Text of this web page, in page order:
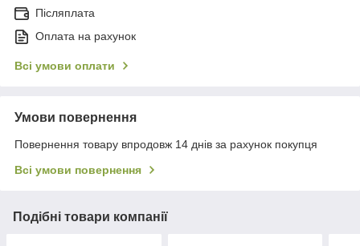
Післяплата
Оплата на рахунок
Всі умови оплати
Умови повернення
Повернення товару впродовж 14 днів за рахунок покупця
Всі умови повернення
Подібні товари компанії